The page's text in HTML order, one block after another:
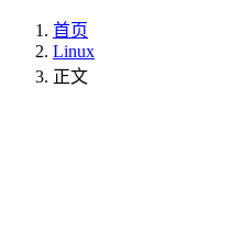
首页
Linux
正文